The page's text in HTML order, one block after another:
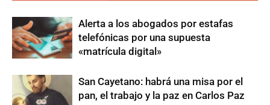
Alerta a los abogados por estafas
telefónicas por una supuesta
«matrícula digital»
San Cayetano: habrá una misa por el
pan, el trabajo y la paz en Carlos Paz